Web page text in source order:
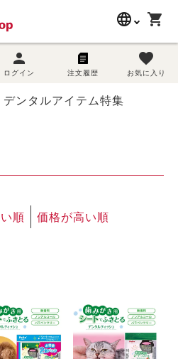
language
lang-name
shopping_cart
person
ログイン 注文履歴
favorite
お気に入り
search
デンタルアイテム特集
順
価格が高い順